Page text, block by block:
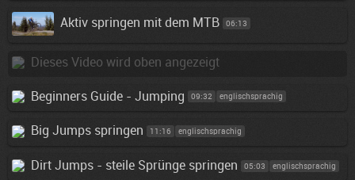
Aktiv springen mit dem MTB 06:13
Dieses Video wird oben angezeigt
Beginners Guide - Jumping 09:32 englischsprachig
Big Jumps springen 11:16 englischsprachig
Dirt Jumps - steile Sprünge springen 05:03 englischsprachig